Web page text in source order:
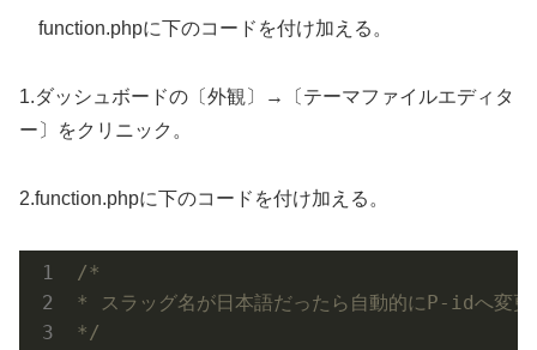
function.phpに下のコードを付け加える。
1.ダッシュボードの〔外観〕→〔テーマファイルエディタ
ー〕をクリニック。
2.function.phpに下のコードを付け加える。
/*
* スラッグ名が日本語だったら自動的にP-idへ変更
*/